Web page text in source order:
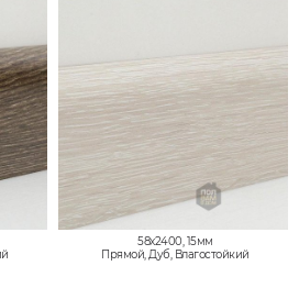
58x2400, 15мм
Прямой, Дуб, Влагостойкий